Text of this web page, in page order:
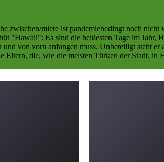
miete ist pandemiebedingt noch
"Hawaii": Es sind die heißesten Tage im Jahr,
von vorn anfangen muss. Unbeteiligt steht
die, wie die meisten Türken der Stadt,